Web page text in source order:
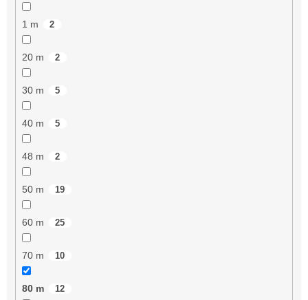
1 m 2
20 m 2
30 m 5
40 m 5
48 m 2
50 m 19
60 m 25
70 m 10
80 m 12